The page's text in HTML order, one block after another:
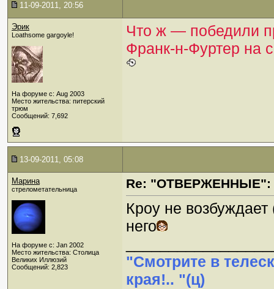
11-09-2011, 20:56
Эрик
Loathsome gargoyle!
На форуме с: Aug 2003
Место жительства: питерский
трюм
Сообщений: 7,692
Что ж — победили
Франк-н-Фуртер на
13-09-2011, 05:08
Марина
стрелометательница
На форуме с: Jan 2002
Место жительства: Столица
Великих Иллюзий
Сообщений: 2,823
Re: "ОТВЕРЖЕННЫЕ":
Кроу не
него
"Смотрите в
края!.. "(ц)